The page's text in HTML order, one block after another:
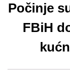
Počinje
FBiH